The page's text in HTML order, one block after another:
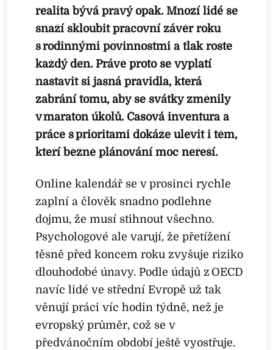
realita bývá pravý opak. Mnozí lidé se
snaží skloubit pracovní závěr roku
s rodinnými povinnostmi a tlak roste
každý den. Právě proto se vyplatí
nastavit si jasná pravidla, která
zabrání tomu, aby se svátky změnily
v maraton úkolů. Časová inventura a
práce s prioritami dokáže ulevit i těm,
kteří běžně plánování moc neřeší.
Online kalendář se v prosinci rychle
zaplní a člověk snadno podlehne
dojmu, že musí stihnout všechno.
Psychologové ale varují, že přetížení
těsně před koncem roku zvyšuje riziko
dlouhodobé únavy. Podle údajů z OECD
navíc lidé ve střední Evropě už tak
věnují práci víc hodin týdně, než je
evropský průměr, což se v
předvánočním období ještě vyostřuje.